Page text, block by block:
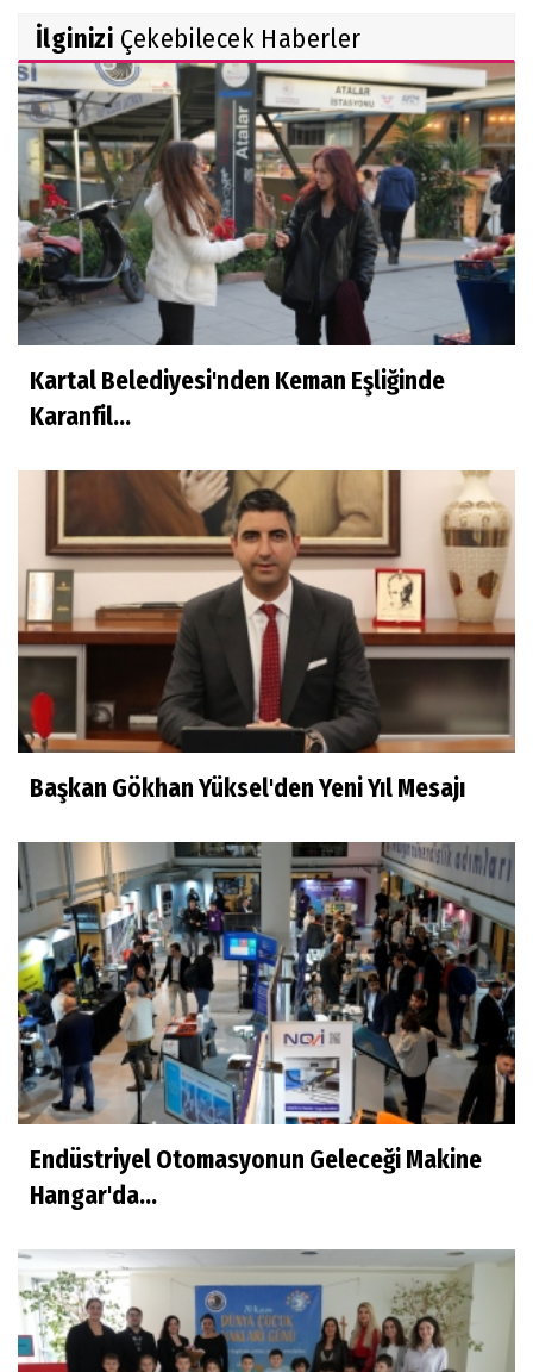
İlginizi Çekebilecek Haberler
Kartal Belediyesi'nden Keman Eşliğinde
Karanfil...
Başkan Gökhan Yüksel'den Yeni Yıl Mesajı
Endüstriyel Otomasyonun Geleceği Makine
Hangar'da...